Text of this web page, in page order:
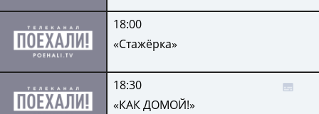
18:00
«Стажёрка»
18:30
«КАК ДОМОЙ!»